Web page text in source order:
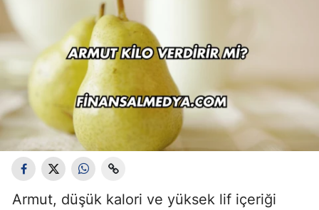
Armut, düşük kalori ve yüksek lif içeriği